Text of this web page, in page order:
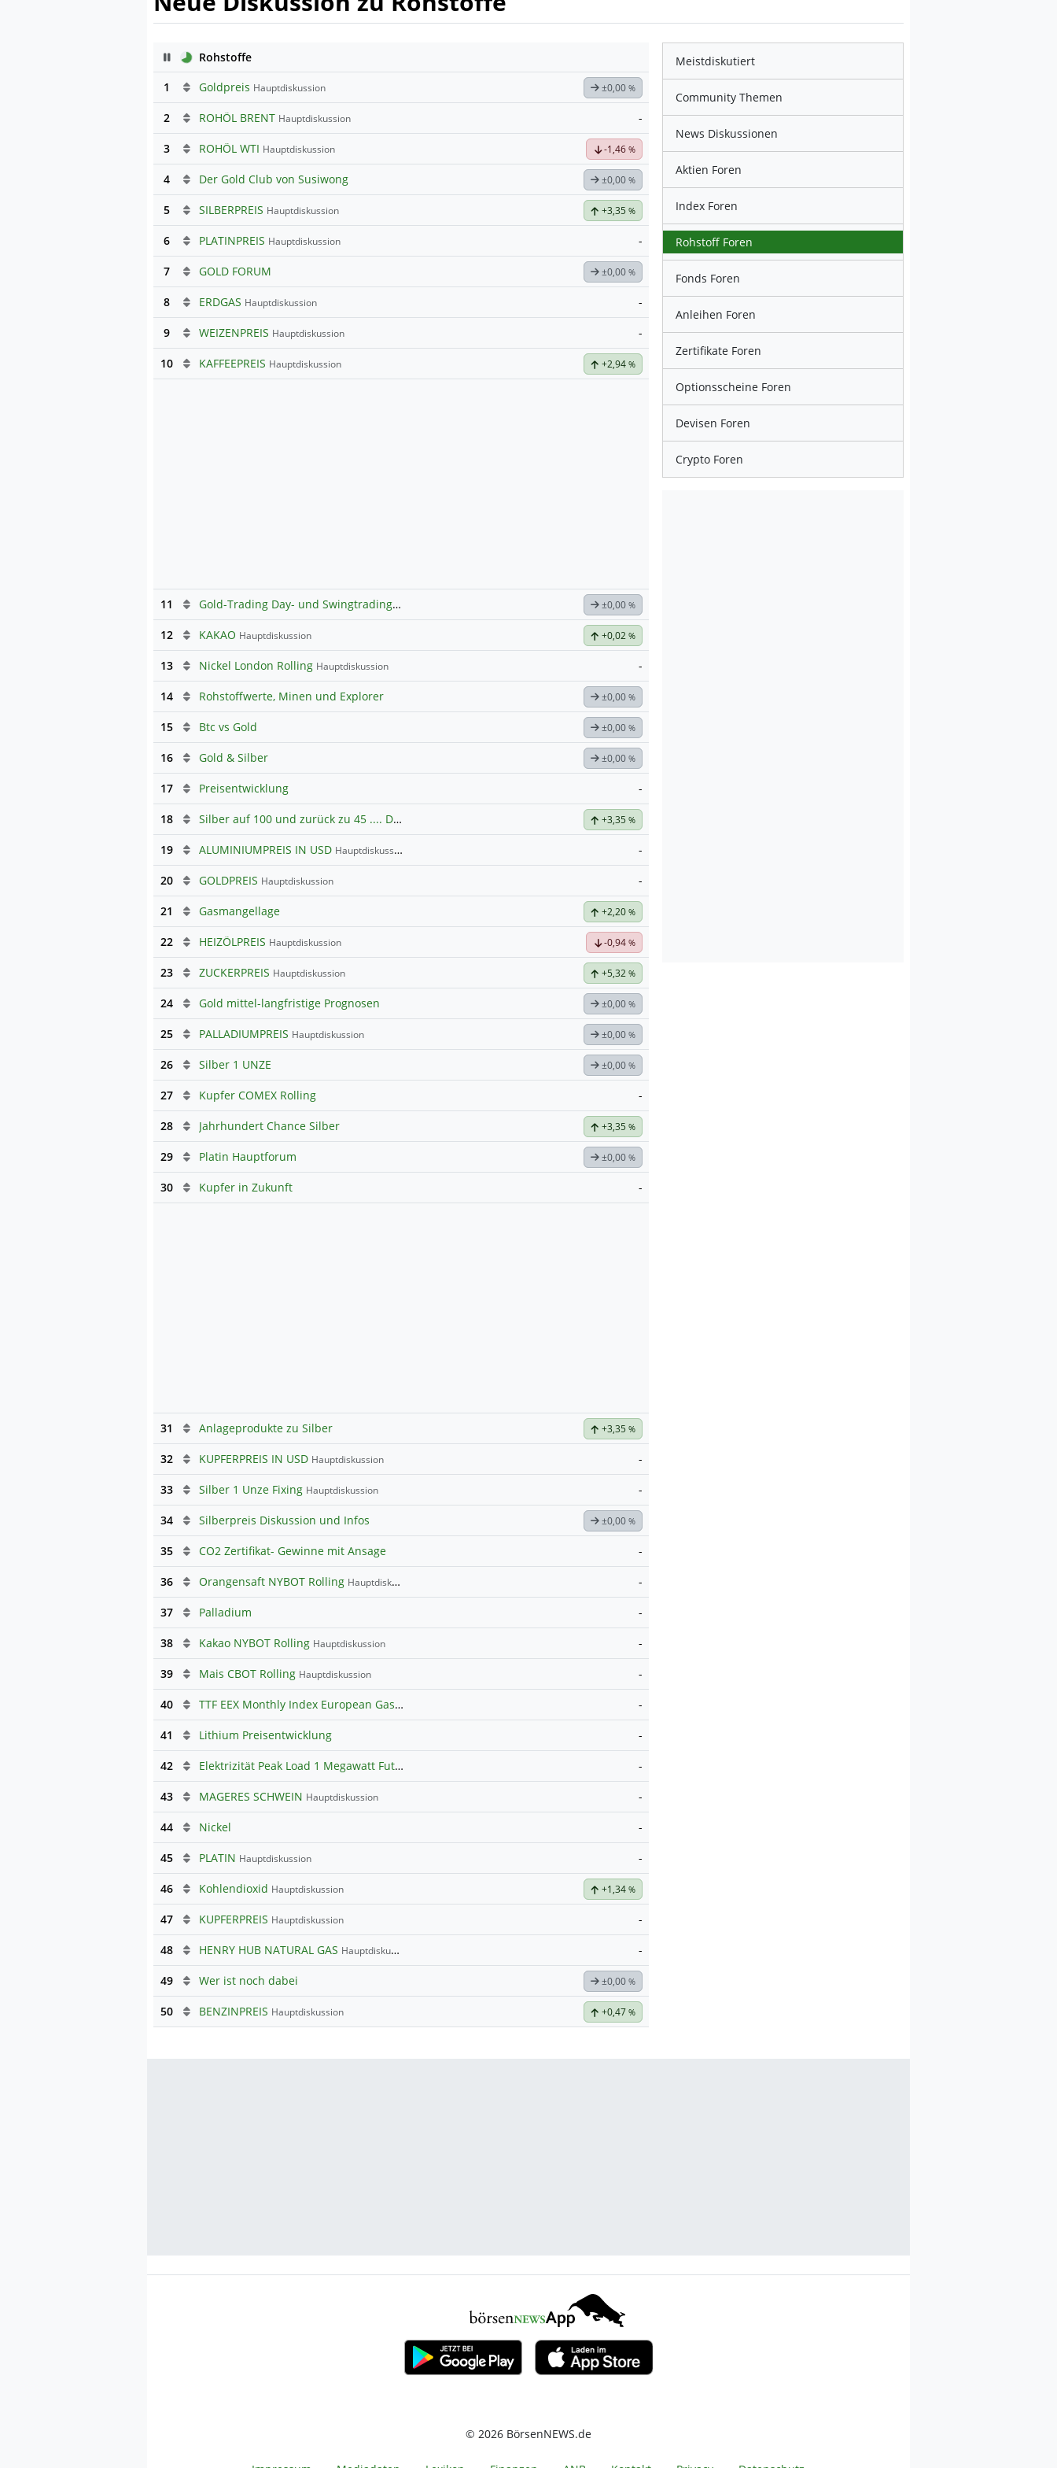
PauseRohstoffe
1
Goldpreis Hauptdiskussion ±0,00 %
2 ROHÖL BRENT Hauptdiskussion -
3 ROHÖL WTI Hauptdiskussion -1,46 %
4 Der Gold Club von Susiwong ±0,00 %
5 SILBERPREIS Hauptdiskussion +3,35 %
6 PLATINPREIS Hauptdiskussion -
7 GOLD FORUM ±0,00 %
8 ERDGAS Hauptdiskussion -
9 WEIZENPREIS Hauptdiskussion -
10 KAFFEEPREIS Hauptdiskussion +2,94 %
11 Gold-Trading Day- und Swingtrading (freier Austausch) ±0,00 %
12 KAKAO Hauptdiskussion +0,02 %
13 Nickel London Rolling Hauptdiskussion -
14 Rohstoffwerte, Minen und Explorer ±0,00 %
15 Btc vs Gold ±0,00 %
16 Gold & Silber ±0,00 %
17 Preisentwicklung -
18 Silber auf 100 und zurück zu 45 .... Der Hype kommt bald zurück +3,35 %
19 ALUMINIUMPREIS IN USD Hauptdiskussion -
20 GOLDPREIS Hauptdiskussion -
21 Gasmangellage +2,20 %
22 HEIZÖLPREIS Hauptdiskussion -0,94 %
23 ZUCKERPREIS Hauptdiskussion +5,32 %
24 Gold mittel-langfristige Prognosen ±0,00 %
25 PALLADIUMPREIS Hauptdiskussion ±0,00 %
26 Silber 1 UNZE ±0,00 %
27 Kupfer COMEX Rolling -
28 Jahrhundert Chance Silber +3,35 %
29 Platin Hauptforum ±0,00 %
30 Kupfer in Zukunft -
31 Anlageprodukte zu Silber +3,35 %
32 KUPFERPREIS IN USD Hauptdiskussion -
33 Silber 1 Unze Fixing Hauptdiskussion -
34 Silberpreis Diskussion und Infos ±0,00 %
35 CO2 Zertifikat- Gewinne mit Ansage -
36 Orangensaft NYBOT Rolling Hauptdiskussion -
37 Palladium -
38 Kakao NYBOT Rolling Hauptdiskussion -
39 Mais CBOT Rolling Hauptdiskussion -
40 TTF EEX Monthly Index European Gas Future -
41 Lithium Preisentwicklung -
42 Elektrizität Peak Load 1 Megawatt Futures Contract -
43 MAGERES SCHWEIN Hauptdiskussion -
44 Nickel -
45 PLATIN Hauptdiskussion -
46 Kohlendioxid Hauptdiskussion +1,34 %
47 KUPFERPREIS Hauptdiskussion -
48 HENRY HUB NATURAL GAS Hauptdiskussion -
49 Wer ist noch dabei ±0,00 %
50 BENZINPREIS Hauptdiskussion +0,47 %
Meistdiskutiert
Community Themen
News Diskussionen
Aktien Foren
Index Foren
Rohstoff Foren
Fonds Foren
Anleihen Foren
Zertifikate Foren
Optionsscheine Foren
Devisen Foren
Crypto Foren
© 2026 BörsenNEWS.de